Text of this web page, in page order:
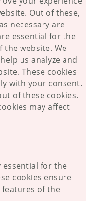
Out of these,
necessary are
essential for the
website. We
us analyze and
These cookies
with your consent.
of these cookies.
may affect
essential for the
cookies ensure
of the